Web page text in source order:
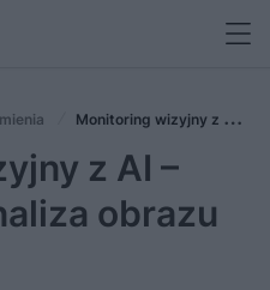
Monitoring wizyjny z AI –
bezpieczeństwo
z AI –
obrazu